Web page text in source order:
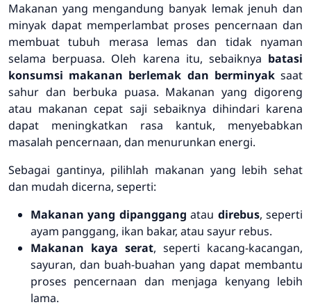
Makanan yang mengandung banyak lemak jenuh dan
minyak dapat memperlambat proses pencernaan dan
membuat tubuh merasa lemas dan tidak nyaman
selama berpuasa. Oleh karena itu, sebaiknya batasi
konsumsi makanan berlemak dan berminyaksaat
sahur dan berbuka puasa. Makanan yang digoreng
atau makanan cepat saji sebaiknya dihindari karena
dapat meningkatkan rasa kantuk, menyebabkan
masalah pencernaan, dan menurunkan energi.
Sebagai gantinya, pilihlah makanan yang lebih sehat
dan mudah dicerna, seperti:
Makanan yang dipanggang atau direbus, seperti
ayam panggang, ikan bakar, atau sayur rebus.
Makanan kaya serat, seperti kacang-kacangan,
sayuran, dan buah-buahan yang dapat membantu
proses pencernaan dan menjaga kenyang lebih
lama.